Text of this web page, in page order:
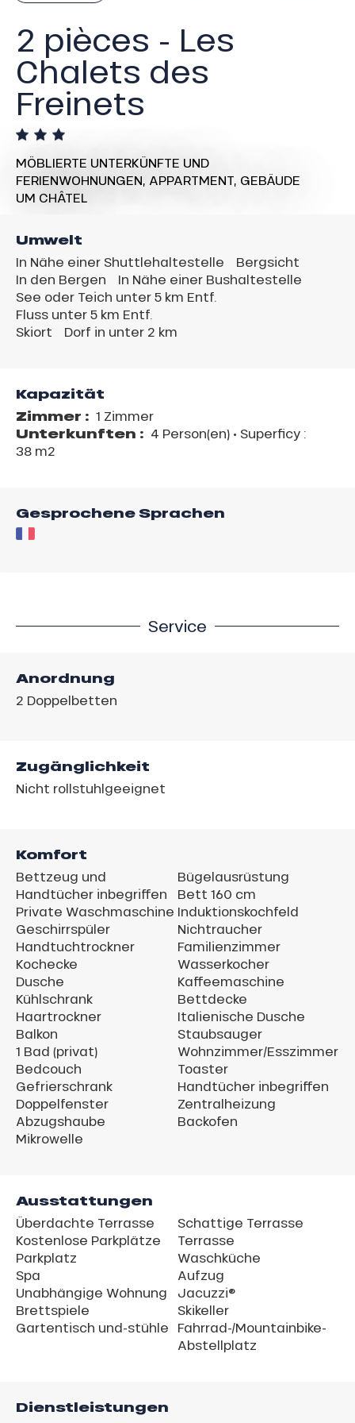
2 pièces - Les
Chalets des
Freinets
MÖBLIERTE UNTERKÜNFTE UND
FERIENWOHNUNGEN, APPARTMENT, GEBÄUDE
UM CHÂTEL
Umwelt
In Nähe einer Shuttlehaltestelle
Bergsicht
In den Bergen
In Nähe einer Bushaltestelle
See oder Teich unter 5 km Entf.
Fluss unter 5 km Entf.
Skiort
Dorf in unter 2 km
Kapazität
Zimmer : 1 Zimmer
Unterkunften : 4 Person(en) • Superficy :
38 m2
Gesprochene Sprachen
Service
Anordnung
2 Doppelbetten
Zugänglichkeit
Nicht rollstuhlgeeignet
Komfort
Bettzeug und
Handtücher inbegriffen
Private Waschmaschine
Geschirrspüler
Handtuchtrockner
Kochecke
Dusche
Kühlschrank
Haartrockner
Balkon
1 Bad (privat)
Bedcouch
Gefrierschrank
Doppelfenster
Abzugshaube
Mikrowelle
Bügelausrüstung
Bett 160 cm
Induktionskochfeld
Nichtraucher
Familienzimmer
Wasserkocher
Kaffeemaschine
Bettdecke
Italienische Dusche
Staubsauger
Wohnzimmer/Esszimmer
Toaster
Handtücher inbegriffen
Zentralheizung
Backofen
Ausstattungen
Überdachte Terrasse
Kostenlose Parkplätze
Parkplatz
Spa
Unabhängige Wohnung
Brettspiele
Gartentisch und-stühle
Schattige Terrasse
Terrasse
Waschküche
Aufzug
Jacuzzi®
Skikeller
Fahrrad-/Mountainbike-
Abstellplatz
Dienstleistungen